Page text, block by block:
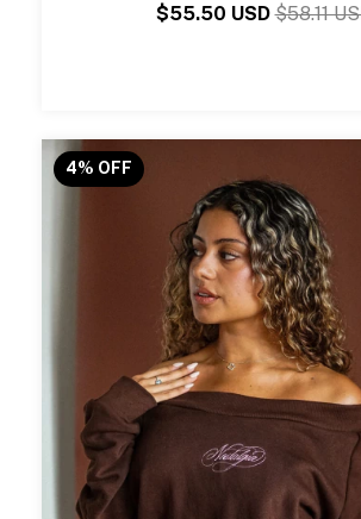
$55.50 USD$58.11
4% OFF